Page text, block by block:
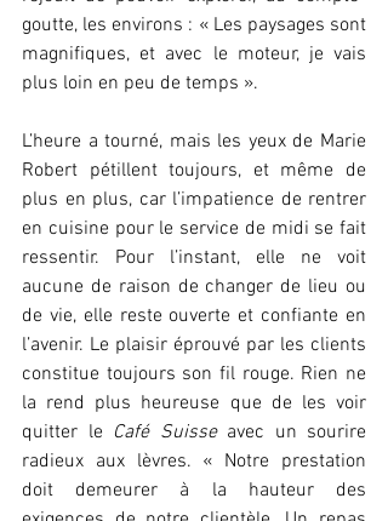
goutte, les environs : « Les paysages sont
magnifiques, et avec le moteur, je vais
plus loin en peu de temps ».
L’heure a tourné, mais les yeux de Marie
Robert pétillent toujours, et même de
plus en plus, car l’impatience de rentrer
en cuisine pour le service de midi se fait
ressentir. Pour l’instant, elle ne voit
aucune de raison de changer de lieu ou
de vie, elle reste ouverte et confiante en
l’avenir. Le plaisir éprouvé par les clients
constitue toujours son fil rouge. Rien ne
la rend plus heureuse que de les voir
quitter le Café Suisse avec un sourire
radieux aux lèvres. « Notre prestation
doit demeurer à la hauteur des